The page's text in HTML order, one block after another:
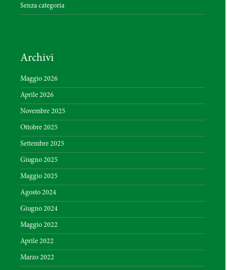
Senza categoria
Archivi
Maggio 2026
Aprile 2026
Novembre 2025
Ottobre 2025
Settembre 2025
Giugno 2025
Maggio 2025
Agosto 2024
Giugno 2024
Maggio 2022
Aprile 2022
Marzo 2022